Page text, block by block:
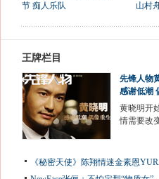
节 痴人乐队
山村
王牌栏目
先锋人物
感谢低潮
黄晓明开
情需要
《秘密天使》陈翔情迷金素恩